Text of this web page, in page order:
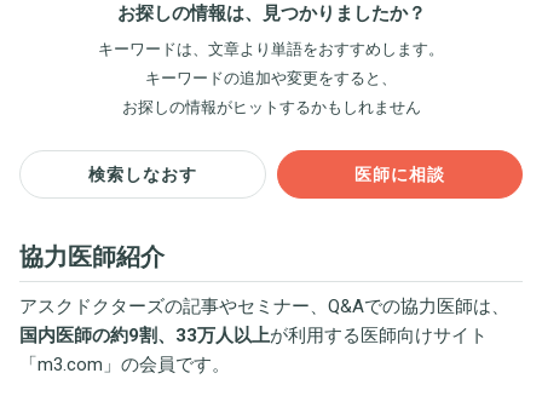
お探しの情報は、見つかりましたか？
キーワードは、文章より単語をおすすめします。
キーワードの追加や変更をすると、
お探しの情報がヒットするかもしれません
検索しなおす 医師に相談
協力医師紹介
アスクドクターズの記事やセミナー、Q&Aでの協力医師は、
国内医師の約9割、33万人以上が利用する医師向けサイト
「m3.com 」の会員です。